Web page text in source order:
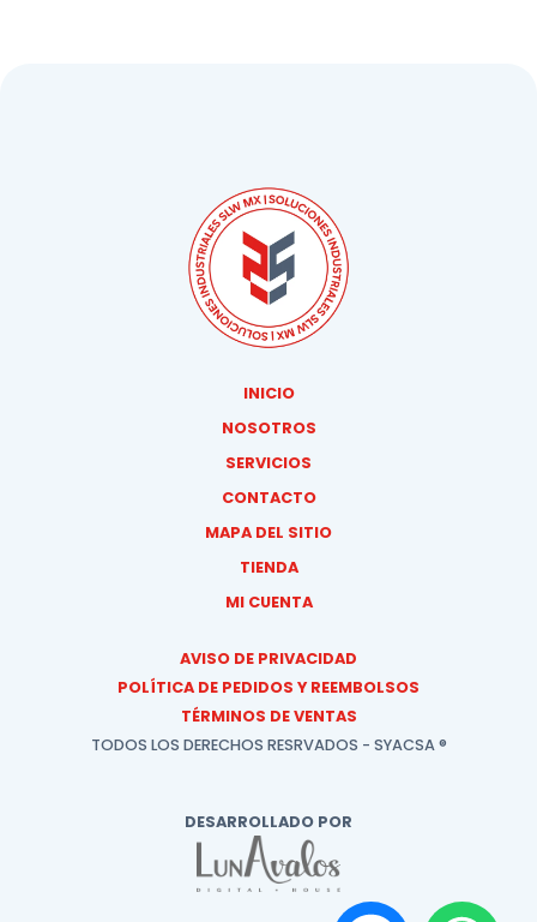
INICIO
NOSOTROS
SERVICIOS
CONTACTO
MAPA DEL SITIO
TIENDA
MI CUENTA
AVISO DE PRIVACIDAD
POLÍTICA DE PEDIDOS Y REEMBOLSOS
TÉRMINOS DE VENTAS
TODOS LOS DERECHOS RESRVADOS - SYACSA ®
DESARROLLADO POR